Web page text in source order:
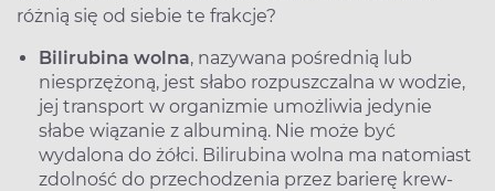
różnią się od siebie te frakcje?
Bilirubina wolna, nazywana pośrednią lub
niesprzężoną, jest słabo rozpuszczalna w wodzie,
jej transport w organizmie umożliwia jedynie
słabe wiązanie z albuminą. Nie może być
wydalona do żółci. Bilirubina wolna ma natomiast
zdolność do przechodzenia przez barierę krew-